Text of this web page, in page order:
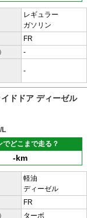
レギュラー
ガソリン
FR
-
-
ドドア ディーゼル
L
でどこまで走る？
-km
軽油
ディーゼル
FR
ターボ